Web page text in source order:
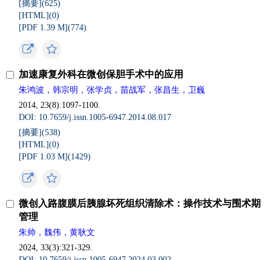
[摘要](625)
[HTML](0)
[PDF 1.39 M](774)
加速康复外科在微创保胆手术中的应用
朱鸿波，韩宗明，张学贞，苗战军，张昌生，卫巍
2014, 23(8):1097-1100.
DOI: 10.7659/j.issn.1005-6947.2014.08.017
[摘要](538)
[HTML](0)
[PDF 1.03 M](1429)
微创入路腹膜后胰腺坏死组织清除术：操作技术与围术期
管理
朱帅，魏伟，黄耿文
2024, 33(3):321-329.